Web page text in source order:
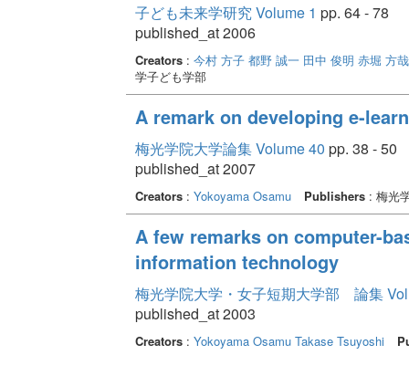
子ども未来学研究 Volume 1 pp. 64 - 78
published_at 2006
Creators: 今村 方子 都野 誠一 田中 俊明 赤堀 方哉
学子ども学部
A remark on developing e-
梅光学院大学論集 Volume 40 pp. 38 - 50
published_at 2007
Creators: Yokoyama Osamu Publishers: 梅光
A few remarks on computer-
information technology
梅光学院大学・女子短期大学部 論集
published_at 2003
Creators: Yokoyama Osamu Takase Tsuyoshi